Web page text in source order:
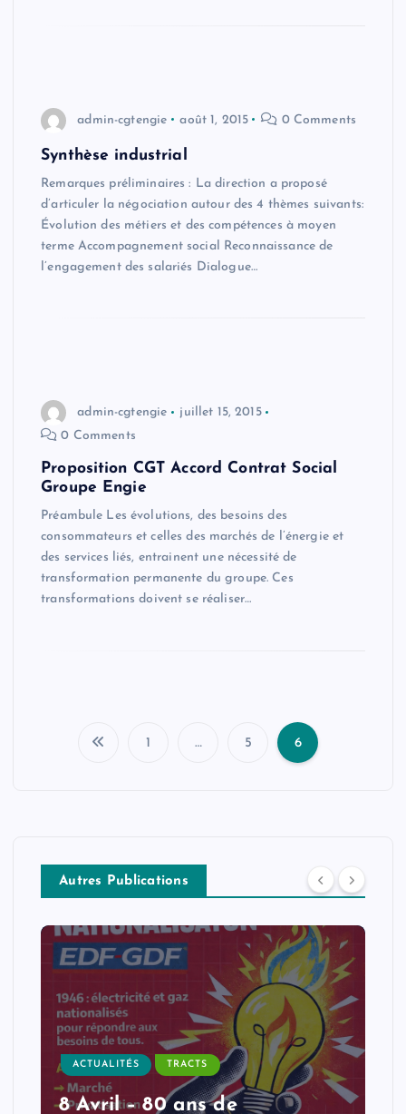
admin-cgtengie août 1, 2015 0 Comments
Synthèse industrial
Remarques préliminaires : La direction a proposé
d’articuler la négociation autour des 4 thèmes suivants:
Évolution des métiers et des compétences à moyen
terme Accompagnement social Reconnaissance de
l’engagement des salariés Dialogue…
admin-cgtengie
juillet 15, 2015
0 Comments
Proposition CGT Accord Contrat Social
Groupe Engie
Préambule Les évolutions, des besoins des
consommateurs et celles des marchés de l’énergie et
des services liés, entrainent une nécessité de
transformation permanente du groupe. Ces
transformations doivent se réaliser…
i
n
a
t
i
1 … 5 6
Autres Publications
ACTUALITÉS TRACTS
8 Avril – 80 ans de